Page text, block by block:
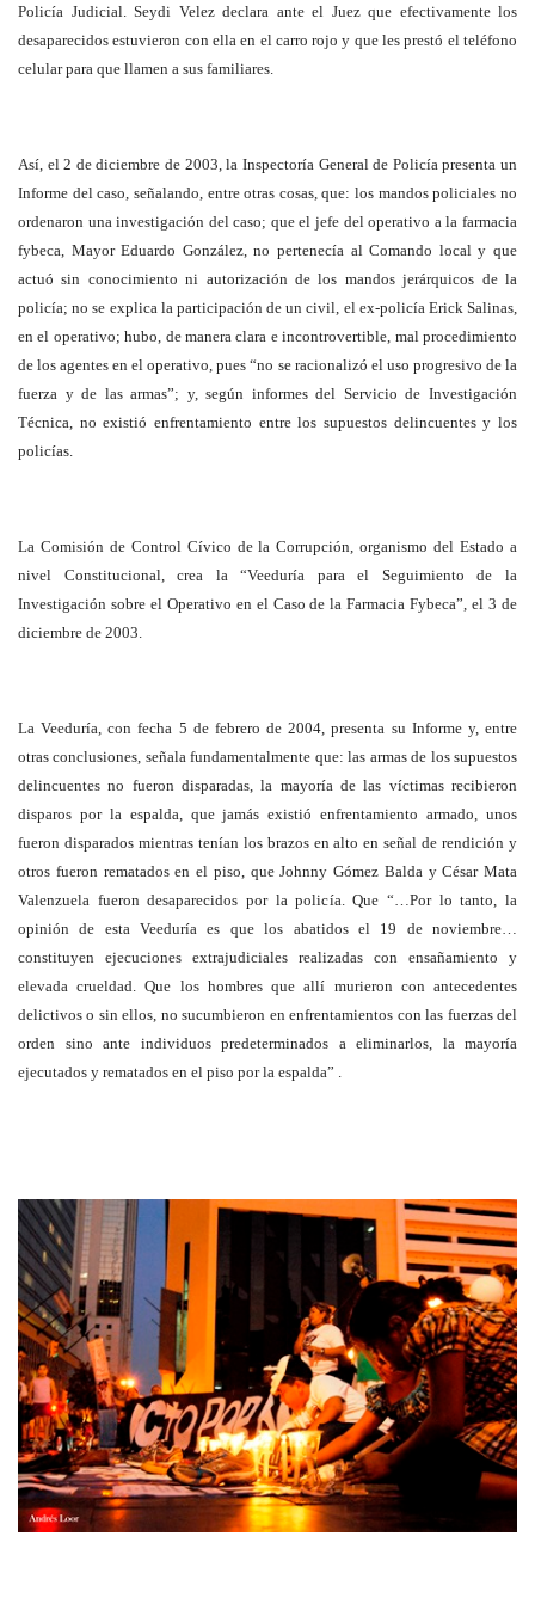
Policía Judicial. Seydi Velez declara ante el Juez que efectivamente los
desaparecidos estuvieron con ella en el carro rojo y que les prestó el teléfono
celular para que llamen a sus familiares.
Así, el 2 de diciembre de 2003, la Inspectoría General de Policía presenta un
Informe del caso, señalando, entre otras cosas, que: los mandos policiales no
ordenaron una investigación del caso; que el jefe del operativo a la farmacia
fybeca, Mayor Eduardo González, no pertenecía al Comando local y que
actuó sin conocimiento ni autorización de los mandos jerárquicos de la
policía; no se explica la participación de un civil, el ex-policía Erick Salinas,
en el operativo; hubo, de manera clara e incontrovertible, mal procedimiento
de los agentes en el operativo, pues “no se racionalizó el uso progresivo de la
fuerza y de las armas”; y, según informes del Servicio de Investigación
Técnica, no existió enfrentamiento entre los supuestos delincuentes y los
policías.
La Comisión de Control Cívico de la Corrupción, organismo del Estado a
nivel Constitucional, crea la “Veeduría para el Seguimiento de la
Investigación sobre el Operativo en el Caso de la Farmacia Fybeca”, el 3 de
diciembre de 2003.
La Veeduría, con fecha 5 de febrero de 2004, presenta su Informe y, entre
otras conclusiones, señala fundamentalmente que: las armas de los supuestos
delincuentes no fueron disparadas, la mayoría de las víctimas recibieron
disparos por la espalda, que jamás existió enfrentamiento armado, unos
fueron disparados mientras tenían los brazos en alto en señal de rendición y
otros fueron rematados en el piso, que Johnny Gómez Balda y César Mata
Valenzuela fueron desaparecidos por la policía. Que “…Por lo tanto, la
opinión de esta Veeduría es que los abatidos el 19 de noviembre…
constituyen ejecuciones extrajudiciales realizadas con ensañamiento y
elevada crueldad. Que los hombres que allí murieron con antecedentes
delictivos o sin ellos, no sucumbieron en enfrentamientos con las fuerzas del
orden sino ante individuos predeterminados a eliminarlos, la mayoría
ejecutados y rematados en el piso por la espalda” .